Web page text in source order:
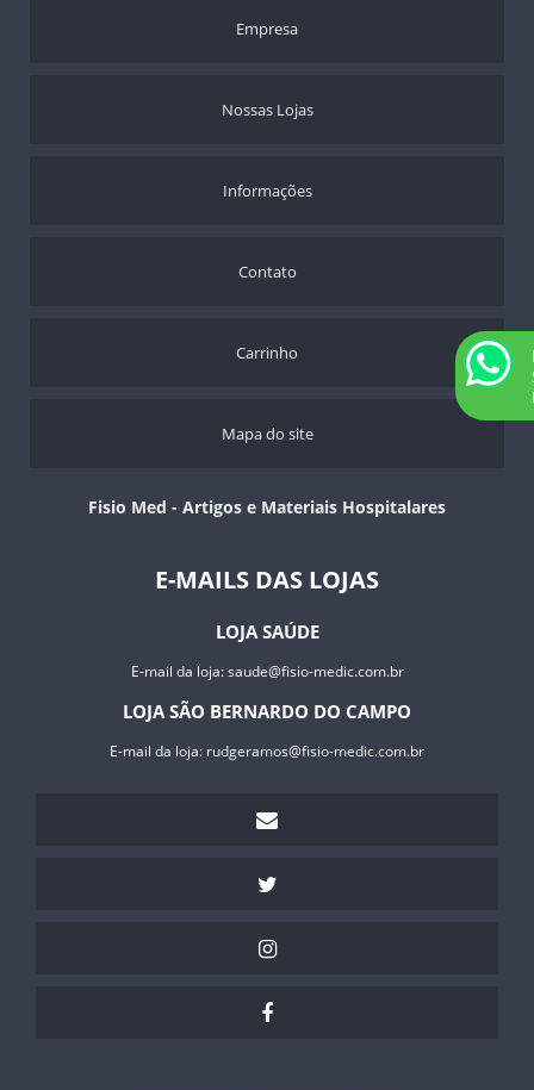
Empresa
Nossas Lojas
Informações
Contato
Carrinho
Mapa do site
Fisio Med - Artigos e Materiais Hospitalares
E-MAILS DAS LOJAS
LOJA SAÚDE
E-mail da loja:saude@fisio-medic.com.br
LOJA SÃO BERNARDO DO CAMPO
E-mail da loja: rudgeramos@fisio-medic.com.br